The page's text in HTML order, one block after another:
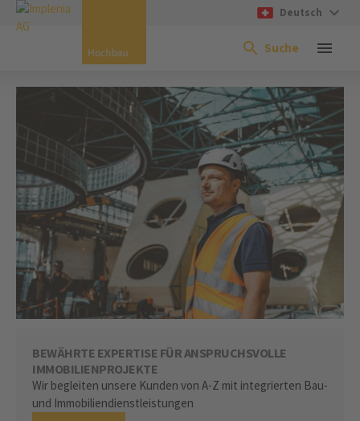
Deutsch
Suche
BEWÄHRTE EXPERTISE FÜR ANSPRUCHSVOLLE
IMMOBILIENPROJEKTE
Wir begleiten unsere Kunden von A-Z mit integrierten Bau-
und Immobiliendienstleistungen